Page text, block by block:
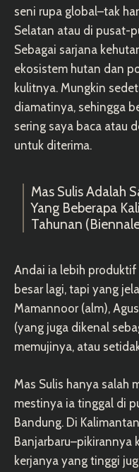
seni rupa global–tak
Selatan atau di pusat-
Sebagai sarjana
ekosistem hutan dan
kulitnya. Mungkin
diamatinya, sehingga
sering saya baca atau
untuk diterima.
Mas Sulis Adalah
Yang Beberapa
Tahunan
Andai ia lebih
besar lagi, tapi yang
Mamannoor (alm),
(yang juga dikenal
memujinya, atau
Mas Sulis hanya salah
mestinya ia tinggal di
Bandung. Di
Banjarbaru–pikirannya
kerjanya yang tinggi